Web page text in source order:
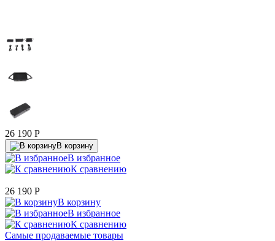
26 190 P
В корзину
В избранное
К сравнению
26 190 P
В корзину
В избранное
К сравнению
Самые продаваемые товары